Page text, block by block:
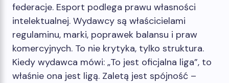
federacje. Esport podlega prawu własności
intelektualnej. Wydawcy są właścicielami
regulaminu, marki, poprawek balansu i praw
komercyjnych. To nie krytyka, tylko struktura.
Kiedy wydawca mówi: „To jest oficjalna liga”, to
właśnie ona jest ligą. Zaletą jest spójność –